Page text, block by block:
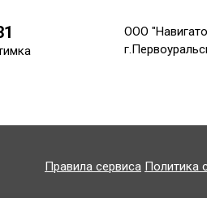
ООО
Правила сервиса Политика